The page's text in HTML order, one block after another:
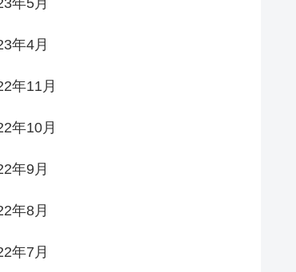
年5月
年4月
年11月
年10月
年9月
年8月
年7月